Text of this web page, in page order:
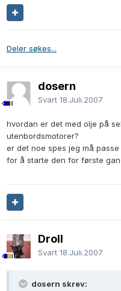
Deler søkes...
dosern
Svart 18.Juli.2007
hvordan er det med olje på
utenbordsmotorer?
er det noe spes jeg må
for å starte den for første
Droll
Svart 18.Juli.2007
dosern skrev: